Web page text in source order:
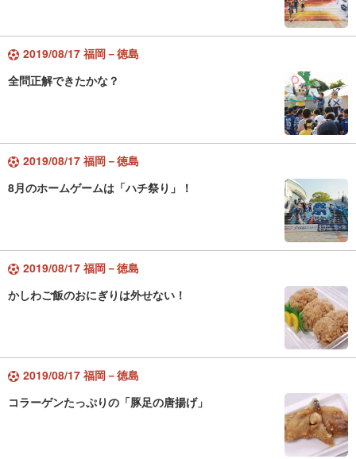
2019/08/17 福岡－徳島
全問正解できたかな？
2019/08/17 福岡－徳島
8月のホームゲームは「ハチ祭り」！
2019/08/17 福岡－徳島
かしわご飯のおにぎりは外せない！
2019/08/17 福岡－徳島
コラーゲンたっぷりの「豚足の唐揚げ」